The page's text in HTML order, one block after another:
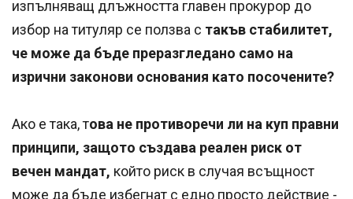
изпълняващ длъжността главен прокурор до
избор на титуляр се ползва с такъв стабилитет,
че може да бъде преразгледано само на
изрични законови основания като посочените?
Ако е така, това не противоречи ли на куп правни
принципи, защото създава реален риск от
вечен мандат, който риск в случая всъщност
може да бъде избегнат с едно просто действие -